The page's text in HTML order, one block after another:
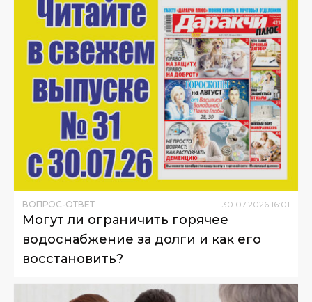
ВОПРОС-ОТВЕТ 30 07 2026 16:01
Могут ли ограничить горячее
водоснабжение за долги и как его
восстановить?